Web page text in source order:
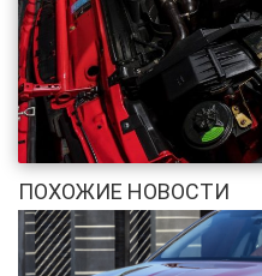
ПОХОЖИЕ НОВОСТИ